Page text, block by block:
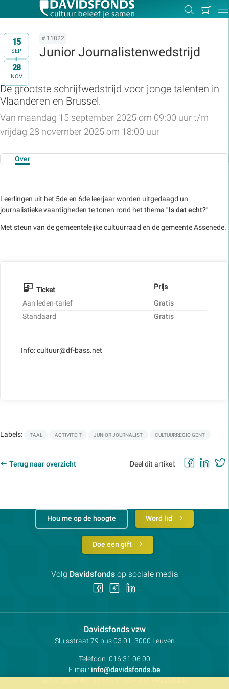
Zoeken
Mijn
15
SEP
t/m
28
NOV
# 11822
Junior Journalistenwedstrijd
De grootste schrijfwedstrijd voor jonge talenten in
Vlaanderen en Brussel.
Van maandag 15 september 2025 om 09:00 uur t/m
vrijdag 28 november 2025 om 18:00 uur
Over
Leerlingen uit het 5de en 6de leerjaar worden uitgedaagd un
journalistieke vaardigheden te tonen rond het thema "Is dat echt?"
Met steun van de gemeenteleijke cultuurraad en de gemeente Assenede.
Ticket
Prijs
Aan leden-tarief
Gratis
Standaard
Gratis
Info: cultuur@df-bass.net
Labels: TAAL ACTIVITEIT JUNIOR JOURNALIST CULTUURREGIO GENT
Terug naar overzicht Deel dit artikel:
Davidsfonds vzwContactpersoon:
Adres:
Sluisstraat 79 bus 03.01, 3000 Leuven
Telefoon: 016 31 06 00
E-mail: info@davidsfonds.be
IBAN:BE98 4310 0693 8193- BIC:KREDBEBB
Hou me op de hoogte Word lid
Doe een gift
Volg Davidsfondsop sociale media
Volg Volg
Zoek: